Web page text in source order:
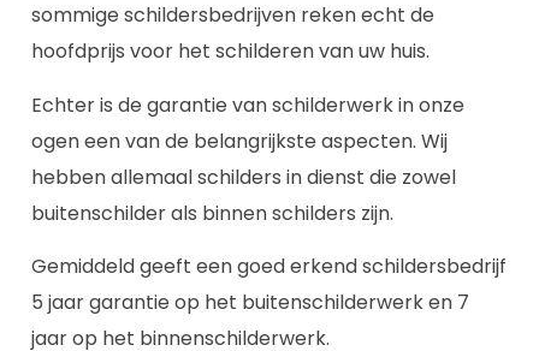
sommige schildersbedrijven reken echt de
hoofdprijs voor het schilderen van uw huis.
Echter is de garantie van schilderwerk in onze
ogen een van de belangrijkste aspecten. Wij
hebben allemaal schilders in dienst die zowel
buitenschilder als binnen schilders zijn.
Gemiddeld geeft een goed erkend schildersbedrijf
5 jaar garantie op het buitenschilderwerk en 7
jaar op het binnenschilderwerk.